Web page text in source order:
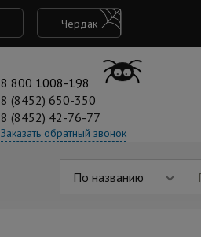
Чердак
8 800 1008-198
8 (8452) 650-350
8 (8452) 42-76-77
Заказать обратный звонок
По названию